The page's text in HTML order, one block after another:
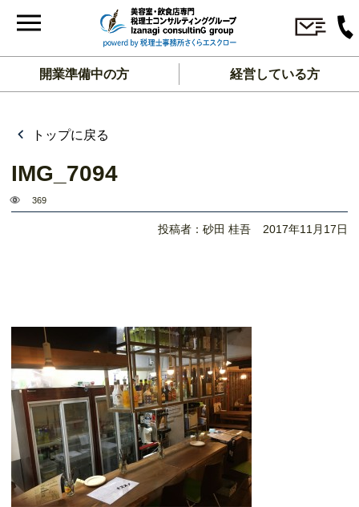
開業準備中の方 経営している方
トップに戻る
IMG_7094
369
投稿者：砂田 桂吾 2017年11月17日